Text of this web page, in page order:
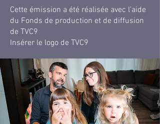
Cette émission a été réalisée avec l’aide
du Fonds de production et de diffusion
de TVC9
Insérer le logo de TVC9